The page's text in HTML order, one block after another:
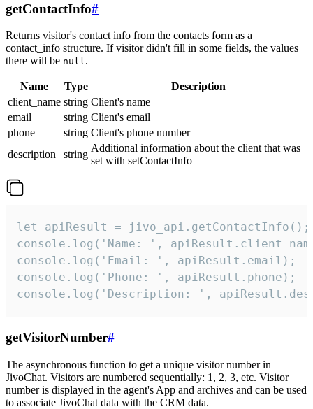
getContactInfo#
Returns visitor's contact info from the contacts form as a
contact_info structure. If visitor didn't fill in some fields, the values
there will be null.
Name Type
Description
client_name string Client's name
email
string Client's email
phone
string Client's phone number
description
string
Additional information about the client that was
set with setContactInfo
let apiResult = jivo_api.getContactInfo();
console.log('Name: ',
console.log('Email: ', apiResult.email);
console.log('Phone: ', apiResult.phone);
console.log('Description: ',
getVisitorNumber#
The asynchronous function to get a unique visitor number in
JivoChat. Visitors are numbered sequentially: 1, 2, 3, etc. Visitor
number is displayed in the agent's App and archives and can be used
to associate JivoChat data with the CRM data.